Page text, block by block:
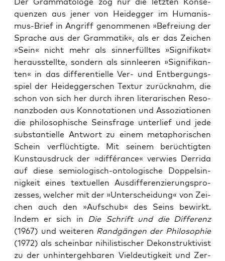
quen­zen aus jener von Heid­eg­ger im Huma­nis­
mus-Brief in Angriff genom­me­nen »Befrei­ung der
Spra­che aus der Gram­ma­tik«, als er das Zei­chen
»Sein« nicht mehr als sinn­erfüll­tes »Signi­fi­kat«
her­aus­stell­te, son­dern als sinn­lee­ren »Signi­fi­kan­
ten« in das dif­fe­ren­ti­el­le Ver- und Ent­ber­gungs­
spiel der Heid­eg­ger­schen Tex­tur zurück­nahm, die
schon von sich her durch ihren lite­ra­ri­schen Reso­
nanz­bo­den aus Kon­no­ta­tio­nen und Asso­zia­tio­nen
die phi­lo­so­phi­sche Seins­fra­ge unter­lief und jede
sub­stan­ti­el­le Ant­wort zu einem meta­pho­ri­schen
Schein ver­flüch­tig­te. Mit sei­nem berüch­tig­ten
Kunst­aus­druck der »dif­fé­rance« ver­wies Der­ri­da
auf die­se semio­lo­gisch-onto­lo­gi­sche Dop­pel­sin­
nig­keit eines tex­tu­el­len Aus­dif­fe­ren­zie­rungs­pro­
zes­ses, wel­cher mit der »Unter­schei­dung« von Zei­
chen auch den »Auf­schub« des Seins bewirkt.
Indem er sich in Die Schrift und die Dif­fe­renz
(1967) und wei­te­ren Rand­gän­gen der Phi­lo­so­phie
(1972) als schein­bar nihi­lis­ti­scher Dekon­struk­ti­vist
zu der unhin­ter­geh­ba­ren Viel­deu­tig­keit und Zer­